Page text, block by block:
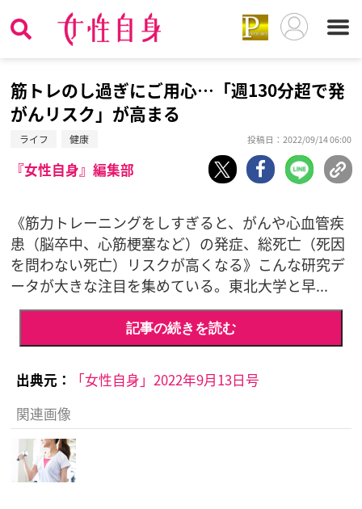
筋トレのし過ぎにご用心…「週130分超で発
がんリスク」が高まる
ライフ 健康 投稿日：2022/09/14 06:00
『女性自身』編集部
《筋力トレーニングをしすぎると、がんや心血管疾
患（脳卒中、心筋梗塞など）の発症、総死亡（死因
を問わない死亡）リスクが高くなる》こんな研究デ
ータが大きな注目を集めている。東北大学と早...
記事の続きを読む
出典元：
「女性自身」2022年9月13日号
関連画像